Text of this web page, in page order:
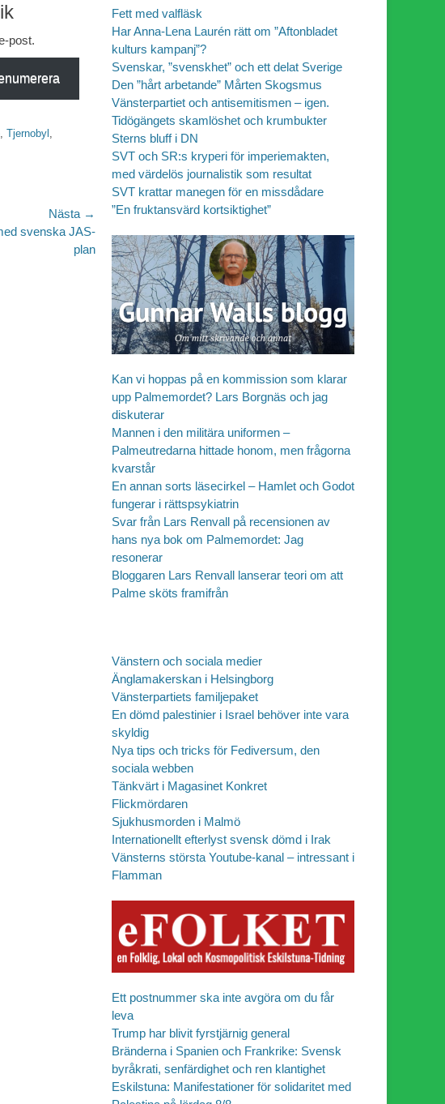
post.
, Tjernobyl ,
Nästa →
svenska JAS-
plan
Fett med valfläsk
Har Anna-Lena Laurén rätt om ”Aftonbladet
kulturs kampanj”?
Svenskar, ”svenskhet” och ett delat Sverige
Den ”hårt arbetande” Mårten Skogsmus
Vänsterpartiet och antisemitismen – igen.
Tidögängets skamlöshet och krumbukter
Sterns bluff i DN
SVT och SR:s kryperi för imperiemakten,
med värdelös journalistik som resultat
SVT krattar manegen för en missdådare
”En fruktansvärd kortsiktighet”
Kan vi hoppas på en kommission som klarar
upp Palmemordet? Lars Borgnäs och jag
diskuterar
Mannen i den militära uniformen –
Palmeutredarna hittade honom, men frågorna
kvarstår
En annan sorts läsecirkel – Hamlet och Godot
fungerar i rättspsykiatrin
Svar från Lars Renvall på recensionen av
hans nya bok om Palmemordet: Jag
resonerar
Bloggaren Lars Renvall lanserar teori om att
Palme sköts framifrån
Vänstern och sociala medier
Änglamakerskan i Helsingborg
Vänsterpartiets familjepaket
En dömd palestinier i Israel behöver inte vara
skyldig
Nya tips och tricks för Fediversum, den
sociala webben
Tänkvärt i Magasinet Konkret
Flickmördaren
Sjukhusmorden i Malmö
Internationellt efterlyst svensk dömd i Irak
Vänsterns största Youtube-kanal – intressant i
Flamman
Ett postnummer ska inte avgöra om du får
leva
Trump har blivit fyrstjärnig general
Bränderna i Spanien och Frankrike: Svensk
byråkrati, senfärdighet och ren klantighet
Eskilstuna: Manifestationer för solidaritet med